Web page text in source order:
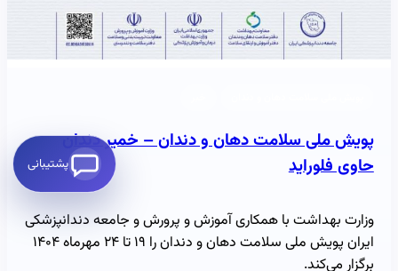
پویش ملی سلامت دهان و دندان – خمیر دندان
حاوی فلوراید
وزارت بهداشت با همکاری آموزش و پرورش و جامعه دندانپزشکی
ایران پویش ملی سلامت دهان و دندان را ۱۹ تا ۲۴ مهرماه ۱۴۰۴
برگزار می‌کند.
پشتیبانی